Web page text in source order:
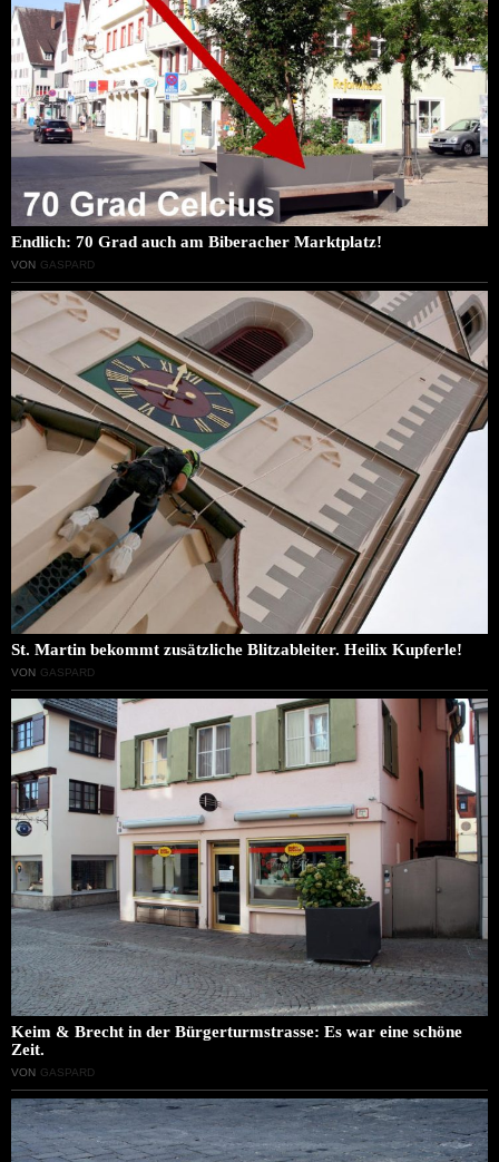
Endlich: 70 Grad auch am Biberacher Marktplatz!
VON GASPARD
St. Martin bekommt zusätzliche Blitzableiter. Heilix Kupferle!
VON GASPARD
Keim & Brecht in der Bürgerturmstrasse: Es war eine schöne
Zeit.
VON GASPARD